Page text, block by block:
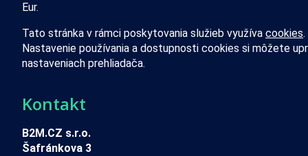
Eur.
Tato stránka v rámci poskytovania služieb využíva cookies.
Nastavenie používania a dostupnosti cookies si môžete
nastaveniach prehliadača.
Kontakt
B2M.CZ s.r.o.
Šafránkova 3